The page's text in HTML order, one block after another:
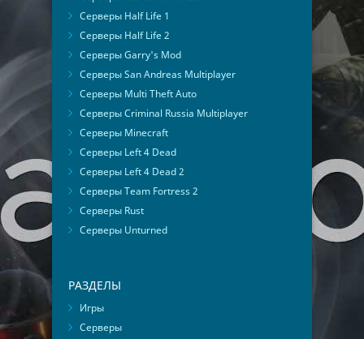
Серверы Half Life 1
Серверы Half Life 2
Серверы Garry's Mod
Серверы San Andreas Multiplayer
Серверы Multi Theft Auto
Серверы Criminal Russia Multiplayer
Серверы Minecraft
Серверы Left 4 Dead
Серверы Left 4 Dead 2
Серверы Team Fortress 2
Серверы Rust
Серверы Unturned
РАЗДЕЛЫ
Игры
Серверы